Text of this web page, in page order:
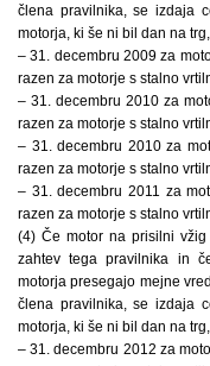
člena pravilnika, se izdaja
motorja, ki še ni bil dan na
– 31. decembru 2009 za
razen za motorje s stalno
– 31. decembru 2010 za
razen za motorje s stalno
– 31. decembru 2010 za
razen za motorje s stalno
– 31. decembru 2011 za
razen za motorje s stalno
(4) Če motor na prisilni
zahtev tega pravilnika in
motorja presegajo mejne
člena pravilnika, se izdaja
motorja, ki še ni bil dan na
– 31. decembru 2012 za